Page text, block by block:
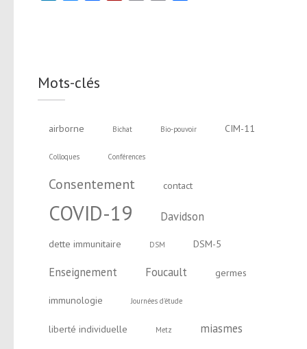
Mots-clés
airborne Bichat Bio-pouvoir CIM-11
Colloques Conférences
Consentement contact
COVID-19 Davidson
dette immunitaire DSM DSM-5
Enseignement Foucault germes
immunologie Journées d'étude
liberté individuelle Metz miasmes